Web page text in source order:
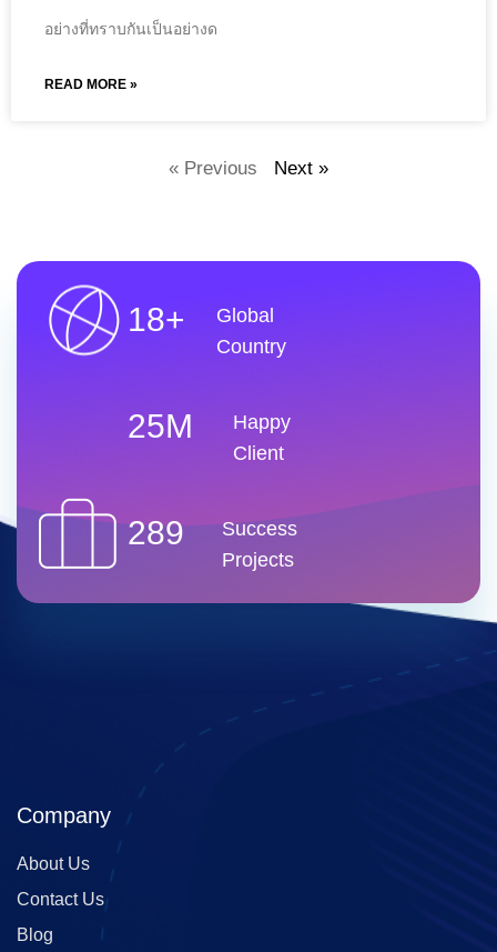
อย่างที่ทราบกันเป็นอย่างด
READ MORE »
« Previous Next »
18+
Global
Country
25M
Happy
Client
289
Success
Projects
Company
About Us
Contact Us
Blog